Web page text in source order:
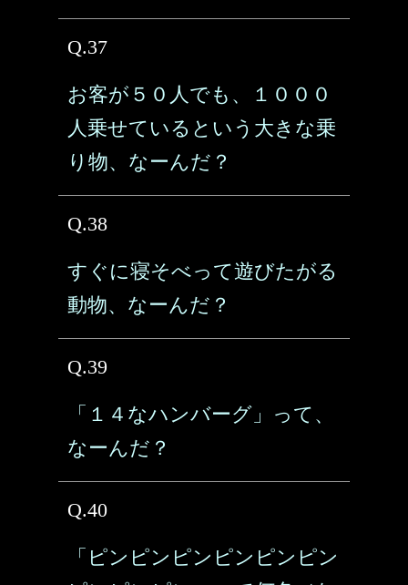
Q.37
お客が５０人でも、１０００
人乗せているという大きな乗
り物、なーんだ？
Q.38
すぐに寝そべって遊びたがる
動物、なーんだ？
Q.39
「１４なハンバーグ」って、
なーんだ？
Q.40
「ピンピンピンピンピンピン